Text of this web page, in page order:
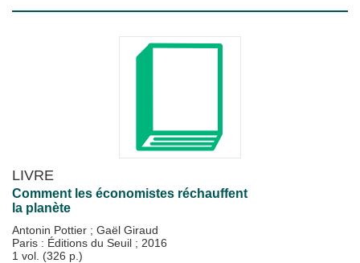
LIVRE
Comment les économistes réchauffent
la planète
Antonin Pottier ; Gaël Giraud
Paris : Éditions du Seuil ; 2016
1 vol. (326 p.)